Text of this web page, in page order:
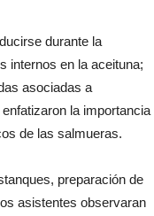
durante la
internos en la aceituna;
asociadas a
la importancia
de las salmueras.
preparación de
asistentes observaran